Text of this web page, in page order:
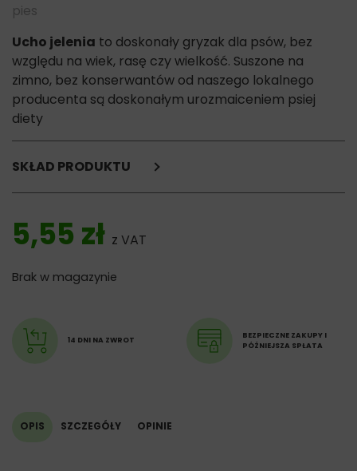
pies
Ucho jelenia to doskonały gryzak dla psów, bez
względu na wiek, rasę czy wielkość. Suszone na
zimno, bez konserwantów od naszego lokalnego
producenta są doskonałym urozmaiceniem psiej
diety
SKŁAD PRODUKTU
5,55 zł z VAT
Brak w magazynie
14 DNI NA ZWROT
BEZPIECZNE ZAKUPY I
PÓŹNIEJSZA SPŁATA
OPIS SZCZEGÓŁY OPINIE